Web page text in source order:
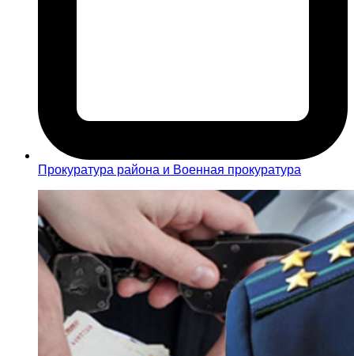
Прокуратура района и Военная прокуратура